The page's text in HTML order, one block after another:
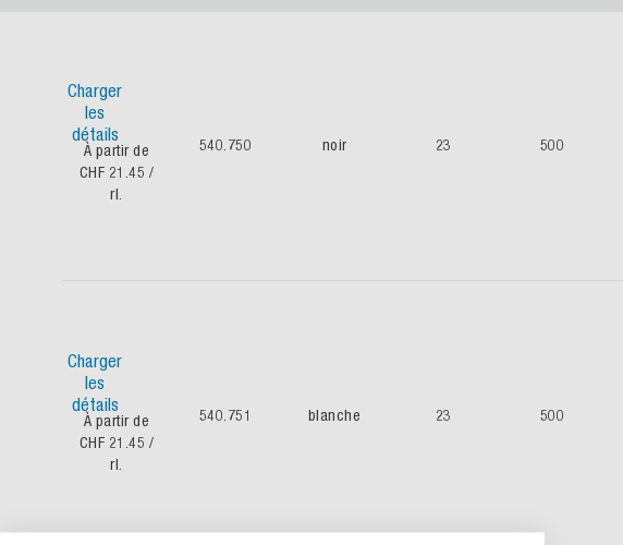
Charger
les
détails
À partir de
CHF 21.45 /
rl.
540.750 noir 23 500
Charger
les
détails
À partir de
CHF 21.45 /
rl.
540.751 blanche 23 500